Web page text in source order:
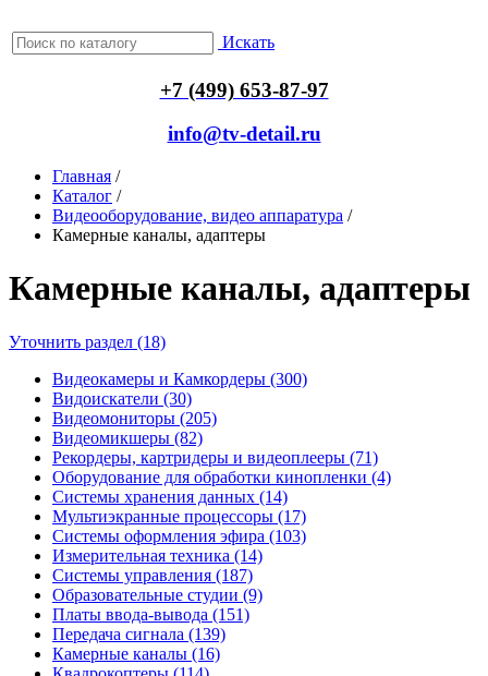
Искать
+7 (499) 653-87-97
info@tv-detail.ru
Главная /
Каталог /
Видеооборудование, видео аппаратура /
Камерные каналы, адаптеры
Камерные каналы, адаптеры
Уточнить раздел (18)
Видеокамеры и Камкордеры (300)
Видоискатели (30)
Видеомониторы (205)
Видеомикшеры (82)
Рекордеры, картридеры и видеоплееры (71)
Оборудование для обработки кинопленки (4)
Системы хранения данных (14)
Мультиэкранные процессоры (17)
Системы оформления эфира (103)
Измерительная техника (14)
Системы управления (187)
Образовательные студии (9)
Платы ввода-вывода (151)
Передача сигнала (139)
Камерные каналы (16)